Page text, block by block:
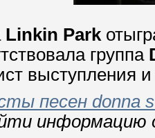
Linkin Park
группа
выступления
песен donna
информацию